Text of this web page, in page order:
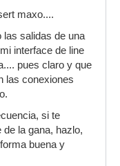
maxo....
salidas de una
interface de line
pues claro y que
las conexiones
si te
la gana, hazlo,
buena y